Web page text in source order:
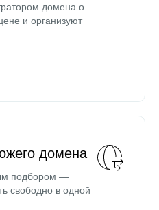
домена о
и организуют
домена
подбором —
свободно в одной